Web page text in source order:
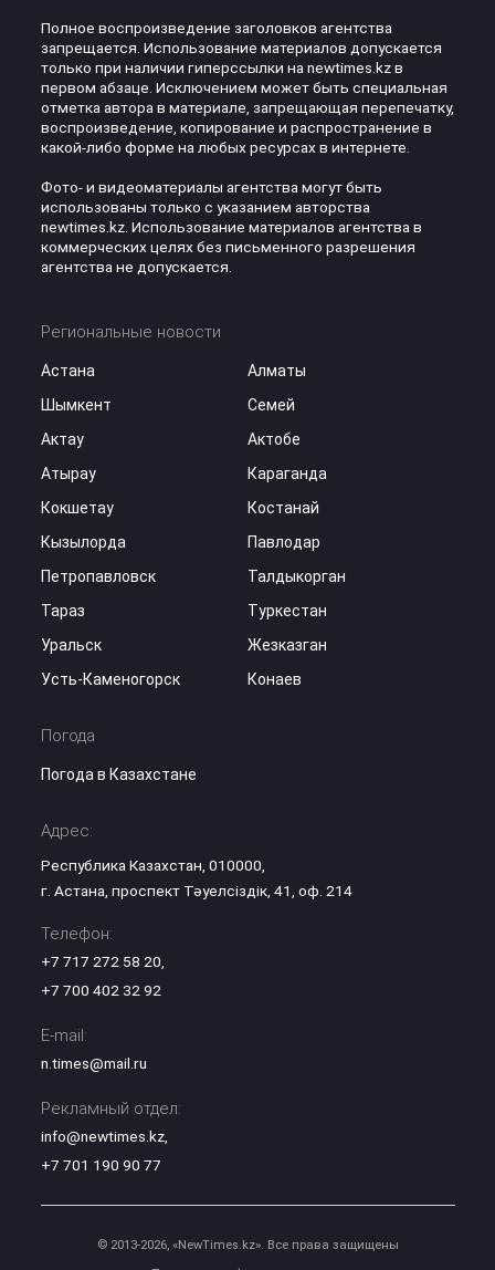
Полное воспроизведение заголовков агентства
запрещается. Использование материалов допускается
только при наличии гиперссылки на newtimes.kz в
первом абзаце. Исключением может быть специальная
отметка автора в материале, запрещающая перепечатку,
воспроизведение, копирование и распространение в
какой-либо форме на любых ресурсах в интернете.
Фото- и видеоматериалы агентства могут быть
использованы только с указанием авторства
newtimes.kz. Использование материалов агентства в
коммерческих целях без письменного разрешения
агентства не допускается.
Региональные новости
Астана
Алматы
Шымкент
Семей
Актау
Актобе
Атырау
Караганда
Кокшетау
Костанай
Кызылорда
Павлодар
Петропавловск
Талдыкорган
Тараз
Туркестан
Уральск
Жезказган
Усть-Каменогорск
Конаев
Погода
Погода в Казахстане
Адрес:
Республика Казахстан, 010000,
г. Астана, проспект Тәуелсіздік, 41, оф. 214
Телефон:
+7 717 272 58 20
+7 700 402 32 92
E-mail:
n.times@mail.ru
Рекламный отдел:
info@newtimes.kz,
+7 701 190 90 77
© 2013-2026, «NewTimes.kz». Все права защищены